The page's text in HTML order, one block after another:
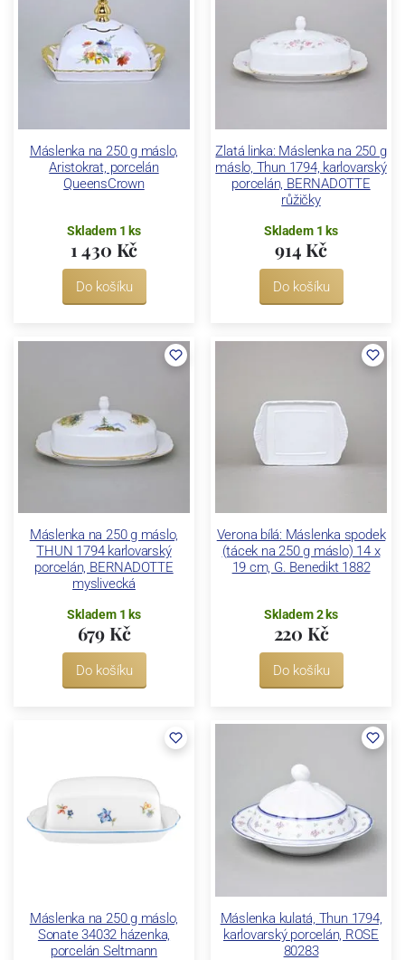
Máslenka na 250 g máslo,
Aristokrat, porcelán
QueensCrown
Skladem 1 ks
1 430 Kč
Do košíku
Zlatá linka: Máslenka na 250 g
máslo, Thun 1794, karlovarský
porcelán, BERNADOTTE
růžičky
Skladem 1 ks
914 Kč
Do košíku
Máslenka na 250 g máslo,
THUN 1794 karlovarský
porcelán, BERNADOTTE
myslivecká
Skladem 1 ks
679 Kč
Do košíku
Verona bílá: Máslenka spodek
(tácek na 250 g máslo) 14 x
19 cm, G. Benedikt 1882
Skladem 2 ks
220 Kč
Do košíku
Máslenka na 250 g máslo,
Sonate 34032 házenka,
porcelán Seltmann
Máslenka kulatá, Thun 1794,
karlovarský porcelán, ROSE
80283